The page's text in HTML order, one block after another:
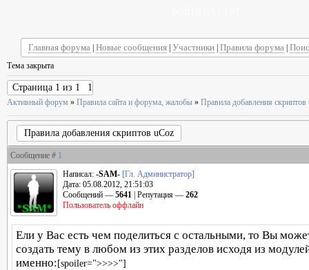
Главная форума Новые сообщения Участники Правила форума
Тема закрыта
Страница 1 из 1 1
Активный форум » Правила сайта и форума, жалобы » Правила добавления скриптов
Правила добавления скриптов uCoz
Сообщение # 1
Написал: -SAM- [Гл. Администратор]
Дата: 05.08.2012, 21:51:03
Сообщений — 5641 | Репутация — 262
Пользователь оффлайн
Ели у Вас есть чем поделиться с остальными, то Вы
создать тему в любом из этих разделов исходя из
именно: [spoiler=">>>>"]